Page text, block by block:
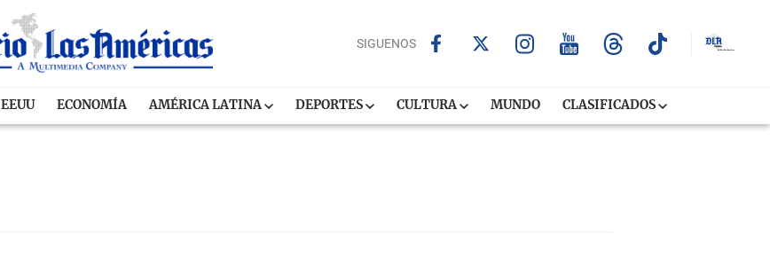
SIGUENOS
EEUU ECONOMÍA AMÉRICA LATINA DEPORTES CULTURA MUNDO CLASIFICADOS